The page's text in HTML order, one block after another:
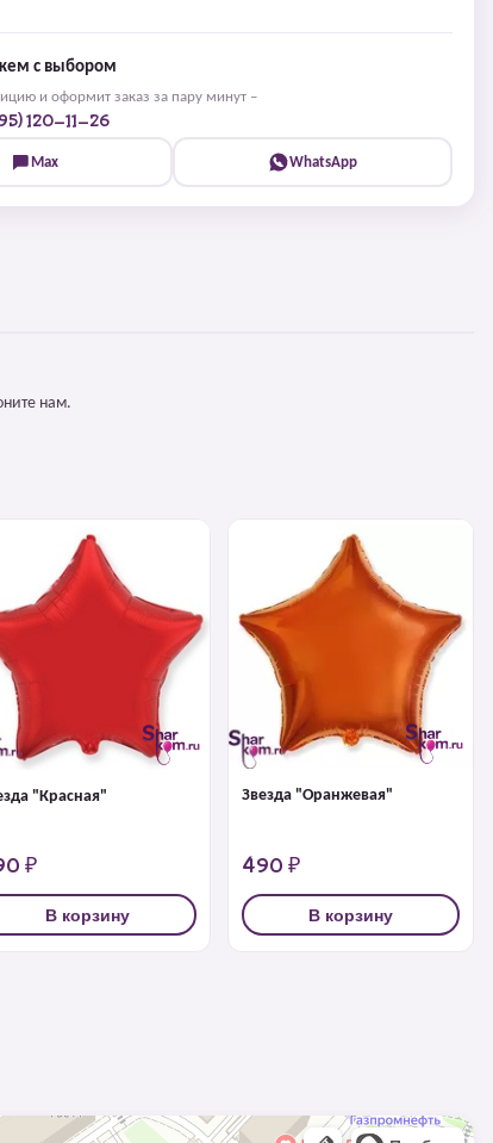
с выбором
и оформит заказ за пару минут –
120-11-26
Max WhatsApp
нам.
"Красная"
₽
В корзину
Звезда "Оранжевая"
490 ₽
В корзину